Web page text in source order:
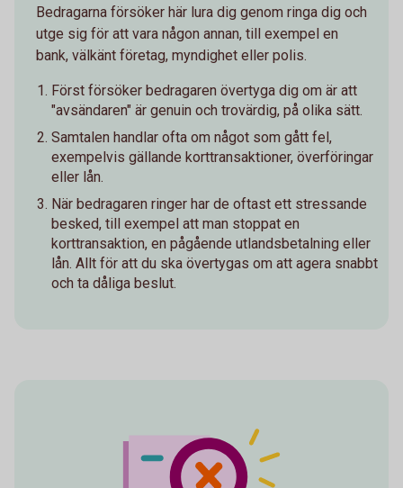
Bedragarna försöker här lura dig genom ringa dig och
utge sig för att vara någon annan, till exempel en
bank, välkänt företag, myndighet eller polis.
Först försöker bedragaren övertyga dig om är att
"avsändaren" är genuin och trovärdig, på olika sätt.
Samtalen handlar ofta om något som gått fel,
exempelvis gällande korttransaktioner, överföringar
eller lån.
När bedragaren ringer har de oftast ett stressande
besked, till exempel att man stoppat en
korttransaktion, en pågående utlandsbetalning eller
lån. Allt för att du ska övertygas om att agera snabbt
och ta dåliga beslut.